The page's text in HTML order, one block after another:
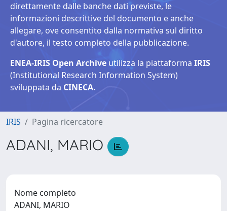
direttamente dalle banche dati previste, le
informazioni descrittive del documento e anche
allegare, ove consentito dalla normativa sul diritto
d'autore, il testo completo della pubblicazione.
ENEA-IRIS Open Archive utilizza la piattaforma IRIS
(Institutional Research Information System)
sviluppata da CINECA.
IRIS Pagina ricercatore
ADANI, MARIO
Nome completo
ADANI, MARIO